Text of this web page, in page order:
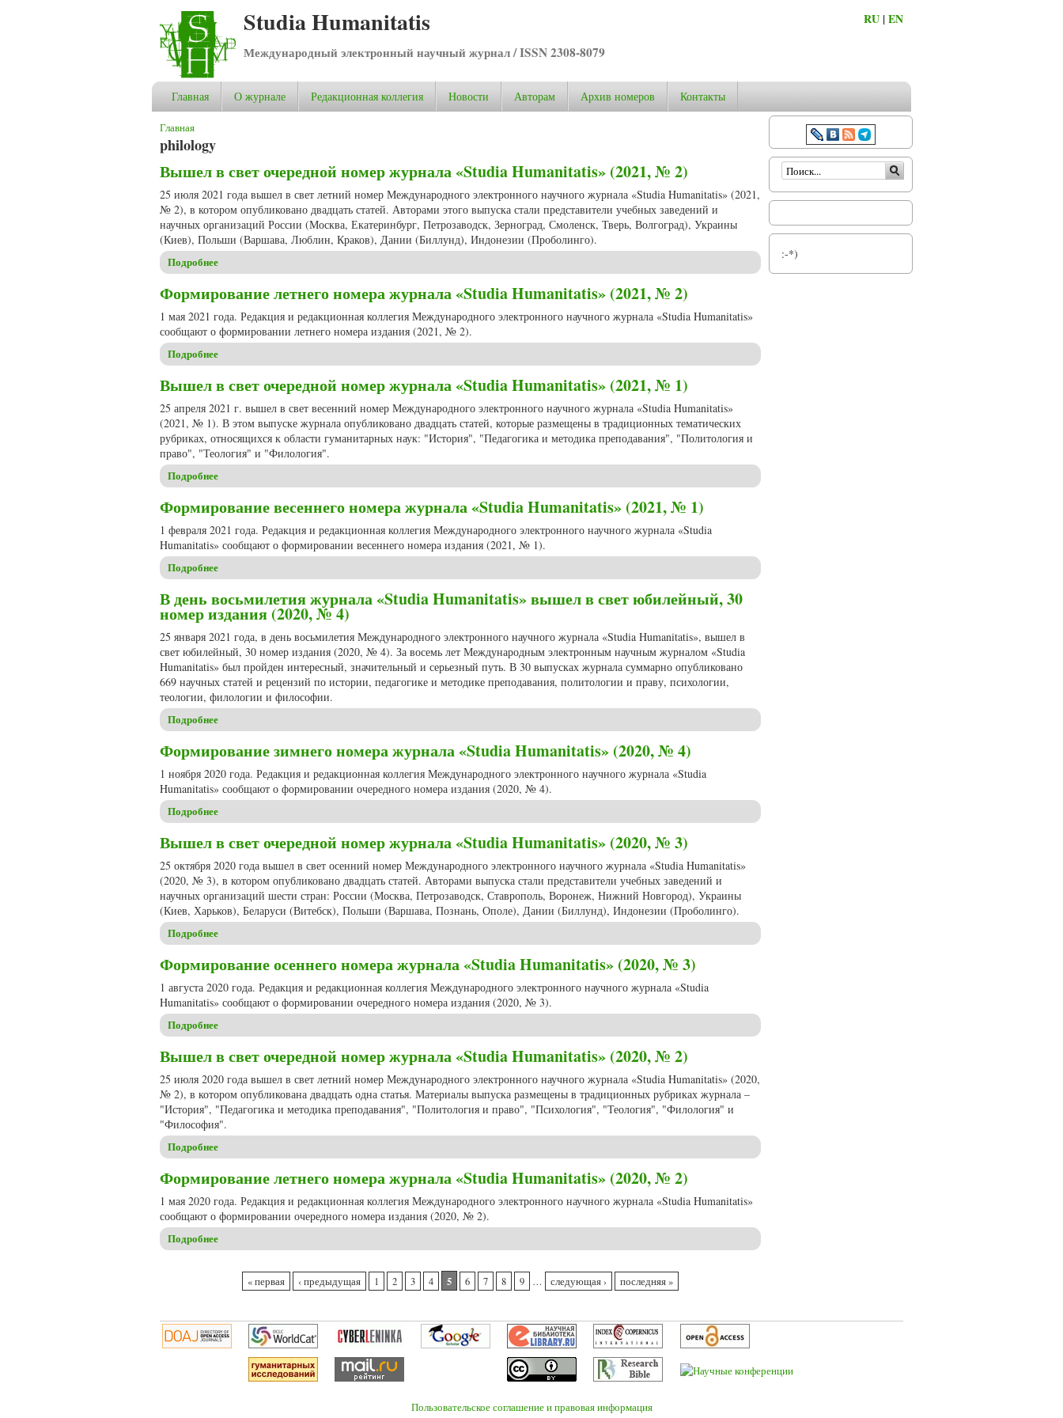
Studia Humanitatis
Международный электронный научный журнал / ISSN 2308-8079
RU |EN
Главная О журнале Редакционная коллегия Новости Авторам Архив номеров Контакты
Вы здесь
Главная
philology
Вышел в свет очередной номер журнала «Studia Humanitatis» (2021, № 2)
25 июля 2021 года вышел в свет летний номер Международного электронного научного журнала «Studia Humanitatis» (2021,
№ 2), в котором опубликовано двадцать статей. Авторами этого выпуска стали представители учебных заведений и
научных организаций России (Москва, Екатеринбург, Петрозаводск, Зерноград, Смоленск, Тверь, Волгоград), Украины
(Киев), Польши (Варшава, Люблин, Краков), Дании (Биллунд), Индонезии (Проболинго).
Подробнее
Формирование летнего номера журнала «Studia Humanitatis» (2021, № 2)
1 мая 2021 года. Редакция и редакционная коллегия Международного электронного научного журнала «Studia Humanitatis»
сообщают о формировании летнего номера издания (2021, № 2).
Подробнее
Вышел в свет очередной номер журнала «Studia Humanitatis» (2021, № 1)
25 апреля 2021 г. вышел в свет весенний номер Международного электронного научного журнала «Studia Humanitatis»
(2021, № 1). В этом выпуске журнала опубликовано двадцать статей, которые размещены в традиционных тематических
рубриках, относящихся к области гуманитарных наук: "История", "Педагогика и методика преподавания", "Политология и
право", "Теология" и "Филология".
Подробнее
Формирование весеннего номера журнала «Studia Humanitatis» (2021, № 1)
1 февраля 2021 года. Редакция и редакционная коллегия Международного электронного научного журнала «Studia
Humanitatis» сообщают о формировании весеннего номера издания (2021, № 1).
Подробнее
В день восьмилетия журнала «Studia Humanitatis» вышел в свет юбилейный, 30
номер издания (2020, № 4)
25 января 2021 года, в день восьмилетия Международного электронного научного журнала «Studia Humanitatis», вышел в
свет юбилейный, 30 номер издания (2020, № 4). За восемь лет Международным электронным научным журналом «Studia
Humanitatis» был пройден интересный, значительный и серьезный путь. В 30 выпусках журнала суммарно опубликовано
669 научных статей и рецензий по истории, педагогике и методике преподавания, политологии и праву, психологии,
теологии, филологии и философии.
Подробнее
Формирование зимнего номера журнала «Studia Humanitatis» (2020, № 4)
1 ноября 2020 года. Редакция и редакционная коллегия Международного электронного научного журнала «Studia
Humanitatis» сообщают о формировании очередного номера издания (2020, № 4).
Подробнее
Вышел в свет очередной номер журнала «Studia Humanitatis» (2020, № 3)
25 октября 2020 года вышел в свет осенний номер Международного электронного научного журнала «Studia Humanitatis»
(2020, № 3), в котором опубликовано двадцать статей. Авторами выпуска стали представители учебных заведений и
научных организаций шести стран: России (Москва, Петрозаводск, Ставрополь, Воронеж, Нижний Новгород), Украины
(Киев, Харьков), Беларуси (Витебск), Польши (Варшава, Познань, Ополе), Дании (Биллунд), Индонезии (Проболинго).
Подробнее
Формирование осеннего номера журнала «Studia Humanitatis» (2020, № 3)
1 августа 2020 года. Редакция и редакционная коллегия Международного электронного научного журнала «Studia
Humanitatis» сообщают о формировании очередного номера издания (2020, № 3).
Подробнее
Вышел в свет очередной номер журнала «Studia Humanitatis» (2020, № 2)
25 июля 2020 года вышел в свет летний номер Международного электронного научного журнала «Studia Humanitatis» (2020,
№ 2), в котором опубликована двадцать одна статья. Материалы выпуска размещены в традиционных рубриках журнала –
"История", "Педагогика и методика преподавания", "Политология и право", "Психология", "Теология", "Филология" и
"Философия".
Подробнее
Формирование летнего номера журнала «Studia Humanitatis» (2020, № 2)
1 мая 2020 года. Редакция и редакционная коллегия Международного электронного научного журнала «Studia Humanitatis»
сообщают о формировании очередного номера издания (2020, № 2).
Подробнее
« первая ‹ предыдущая 1 2 3 4 5 6 7 8 9 … следующая › последняя »
Форма поиска
:-*)
Пользовательское соглашение и правовая информация